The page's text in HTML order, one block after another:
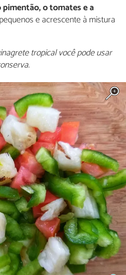
pimentão, o tomates e a
e acrescente à mistura
tropical você pode usar